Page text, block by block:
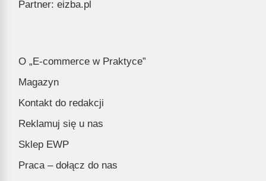
Partner: eizba.pl
O „E-commerce w Praktyce”
Magazyn
Kontakt do redakcji
Reklamuj się u nas
Sklep EWP
Praca – dołącz do nas